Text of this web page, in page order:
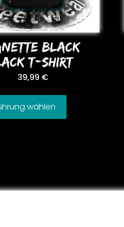
BLACK
T-SHIRT
39,99 €
wählen